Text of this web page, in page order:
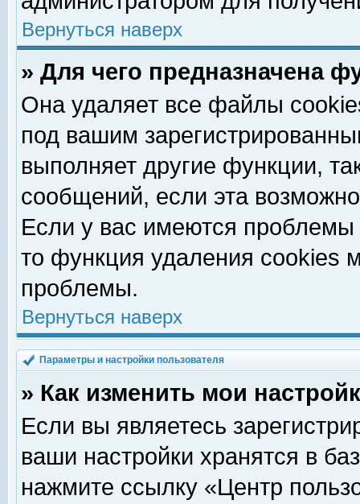
Вернуться наверх
» Для чего предназначена
Она удаляет все файлы
под вашим
выполняет другие функции,
сообщений, если эта
Если у вас имеются
то функция удаления cookies
проблемы.
Вернуться наверх
Параметры и настройки пользователя
» Как изменить мои
Если вы являетесь
ваши настройки хранятся в
нажмите ссылку «Центр